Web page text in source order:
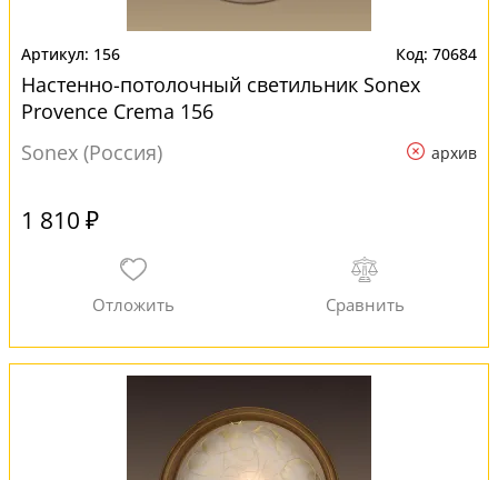
156 70684
Настенно-потолочный светильник Sonex
Provence Crema 156
Sonex (Россия)
архив
1 810 ₽